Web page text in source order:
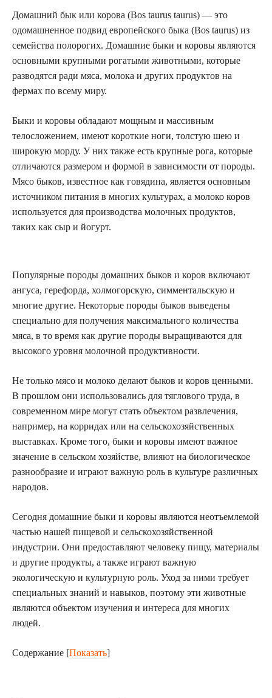
Домашний бык или корова (Bos taurus taurus) — это
одомашненное подвид европейского быка (Bos taurus) из
семейства полорогих. Домашние быки и коровы являются
основными крупными рогатыми животными, которые
разводятся ради мяса, молока и других продуктов на
фермах по всему миру.
Быки и коровы обладают мощным и массивным
телосложением, имеют короткие ноги, толстую шею и
широкую морду. У них также есть крупные рога, которые
отличаются размером и формой в зависимости от породы.
Мясо быков, известное как говядина, является основным
источником питания в многих культурах, а молоко коров
используется для производства молочных продуктов,
таких как сыр и йогурт.
Популярные породы домашних быков и коров включают
ангуса, герефорда, холмогорскую, симментальскую и
многие другие. Некоторые породы быков выведены
специально для получения максимального количества
мяса, в то время как другие породы выращиваются для
высокого уровня молочной продуктивности.
Не только мясо и молоко делают быков и коров ценными.
В прошлом они использовались для тяглового труда, в
современном мире могут стать объектом развлечения,
например, на корридах или на сельскохозяйственных
выставках. Кроме того, быки и коровы имеют важное
значение в сельском хозяйстве, влияют на биологическое
разнообразие и играют важную роль в культуре различных
народов.
Сегодня домашние быки и коровы являются неотъемлемой
частью нашей пищевой и сельскохозяйственной
индустрии. Они предоставляют человеку пищу, материалы
и другие продукты, а также играют важную
экологическую и культурную роль. Уход за ними требует
специальных знаний и навыков, поэтому эти животные
являются объектом изучения и интереса для многих
людей.
Содержание [Показать]